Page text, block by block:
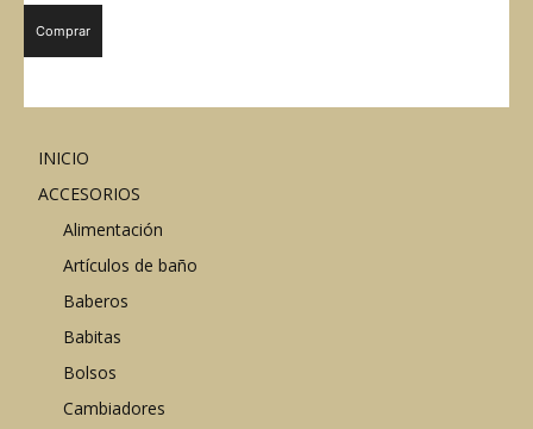
Comprar
INICIO
ACCESORIOS
Alimentación
Artículos de baño
Baberos
Babitas
Bolsos
Cambiadores